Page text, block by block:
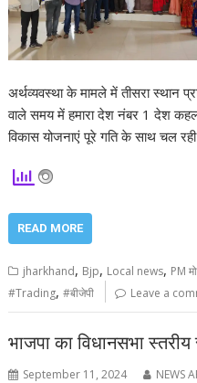
अर्थव्यवस्था के मामले में तीसरा स्थान
वाले समय में हमारा देश नंबर 1 देश
विकास योजनाएं पूरे गति के साथ चल
READ MORE
jharkhand, Bjp, Local news, PM
#Trading,#बीजेपी Leave a
भाजपा का विधानसभा
September 11, 2024 NEWS